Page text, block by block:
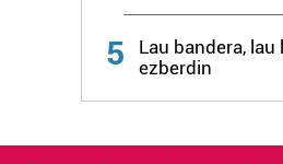
zerbitzuak hobetzeko asmoz,
5
Lau bandera, lau
ezberdin